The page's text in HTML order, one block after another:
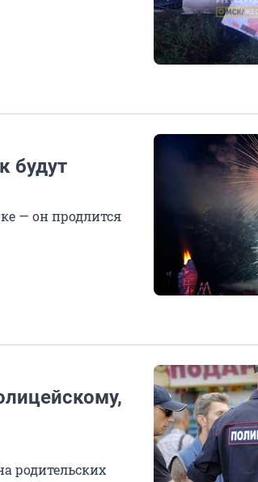
будут
— он продлится
родительских